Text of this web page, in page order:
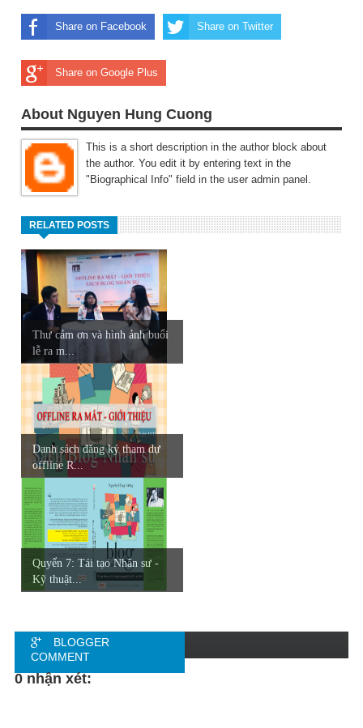
Share on Facebook Share on Twitter
Share on Google Plus
About Nguyen Hung Cuong
This is a short description in the author block about
the author. You edit it by entering text in the
"Biographical Info" field in the user admin panel.
RELATED POSTS
Thư cảm ơn và hình ảnh buổi
lễ ra m...
Danh sách đăng ký tham dự
offline R...
Quyển 7: Tái tạo Nhân sư -
Kỹ thuật...
BLOGGER
COMMENT
0 nhận xét: